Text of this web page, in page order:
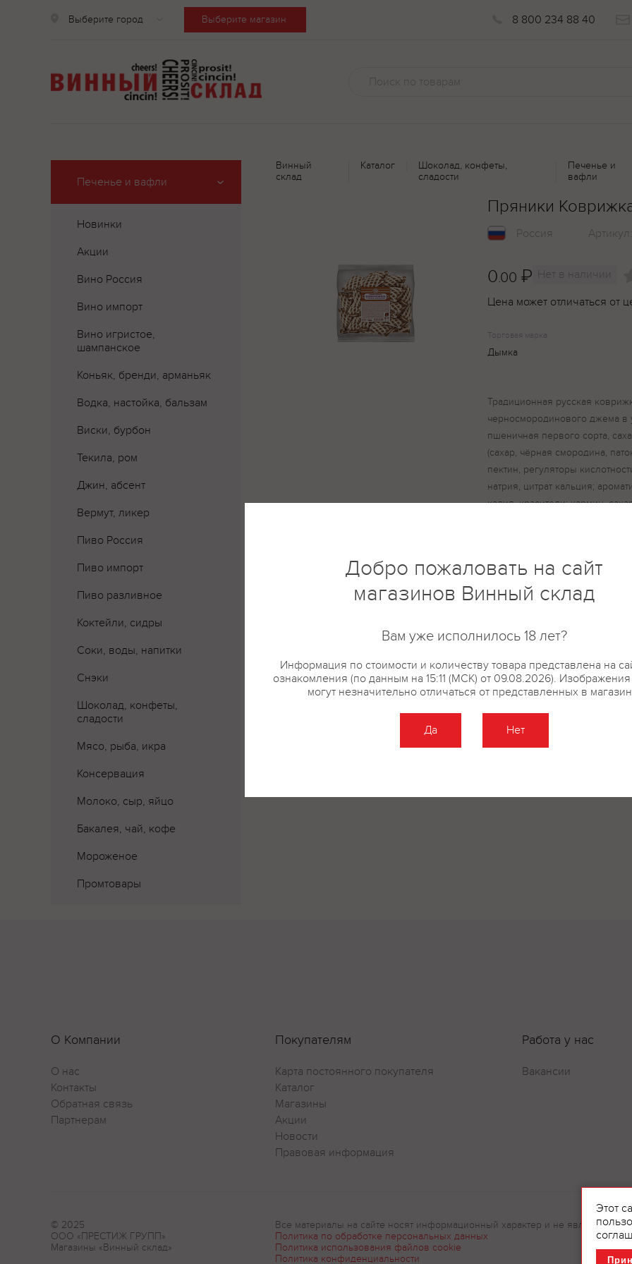
Выберите город Выберите магазин 8 800 234 88 40
Печенье и вафли
Новинки
Акции
Вино Россия
Вино импорт
Вино игристое,
шампанское
Коньяк, бренди, арманьяк
Водка, настойка, бальзам
Виски, бурбон
Текила, ром
Джин, абсент
Вермут, ликер
Пиво Россия
Пиво импорт
Пиво разливное
Коктейли, сидры
Соки, воды, напитки
Снэки
Шоколад, конфеты,
сладости
Мясо, рыба, икра
Консервация
Молоко, сыр, яйцо
Бакалея, чай, кофе
Мороженое
Промтовары
Винный
склад
Каталог
Шоколад, конфеты,
сладости
Печенье и
вафли
Пряники
Россия Артикул:
0.00 ₽ Нет в наличии
Цена может отличаться от
Торговая марка
Дымка
Традиционная русская
черносмородинового джема в
пшеничная первого сорта,
(сахар, чёрная смородина,
пектин, регуляторы
натрия, цитрат кальция;
калия, красители: кармин,
(рафинированные
натуральном и
подсолнечное, соевое), вода,
диглицериды жирных кислот,
лимонная кислота,
антиокислители:
соль, краситель сахарный
аммония, гидрокарбонат натрия.
Описание Отзывы
О Компании
О нас
Контакты
Обратная связь
Партнерам
Покупателям
Карта постоянного покупателя
Каталог
Магазины
Акции
Новости
Правовая информация
Работа у нас
Вакансии
© 2025
ООО «ПРЕСТИЖ ГРУПП»
Магазины «Винный склад»
Все материалы на сайте носят информационный характер и не являются
Политика по обработке персональных данных
Политика использования файлов cookie
Политика конфиденциальности
Этот
Добро пожаловать на сайт
магазинов Винный склад
Вам уже исполнилось 18 лет?
Информация по стоимости и количеству товара представлена на
ознакомления (по данным на 15:11 (МСК) от 09.08.2026). Изображения
могут незначительно отличаться от представленных в
Да Нет